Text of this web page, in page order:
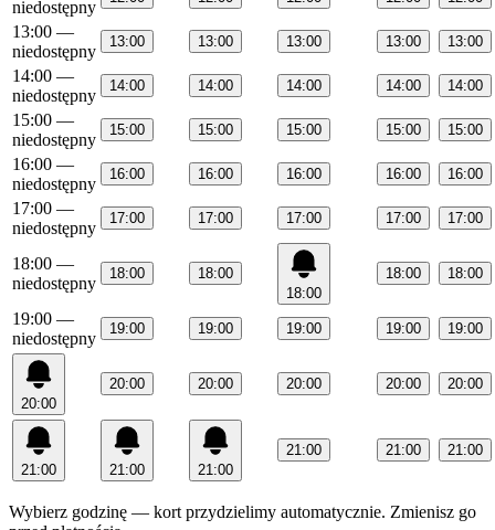
niedostępny
13:00 —
niedostępny
13:00 13:00 13:00 13:00 13:00
14:00 —
niedostępny
14:00 14:00 14:00 14:00 14:00
15:00 —
niedostępny
15:00 15:00 15:00 15:00 15:00
16:00 —
niedostępny
16:00 16:00 16:00 16:00 16:00
17:00 —
niedostępny
17:00 17:00 17:00 17:00 17:00
18:00 —
niedostępny
18:00
18:00
18:00
18:00 18:00
19:00 —
niedostępny
19:00 19:00 19:00 19:00 19:00
20:00
20:00 20:00 20:00 20:00 20:00
21:00 21:00 21:00
21:00 21:00 21:00
Wybierz godzinę — kort przydzielimy automatycznie. Zmienisz go